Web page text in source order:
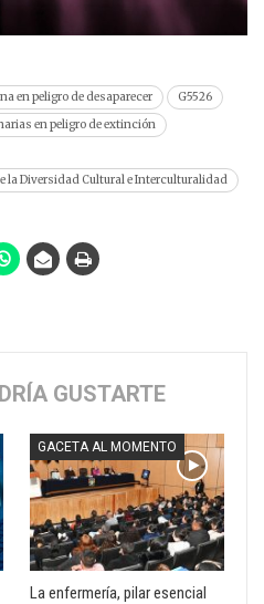
en peligro de desaparecer
G5526
en peligro de extinción
la Diversidad Cultural e Interculturalidad
GUSTARTE
GACETA AL MOMENTO
La enfermería, pilar esencial